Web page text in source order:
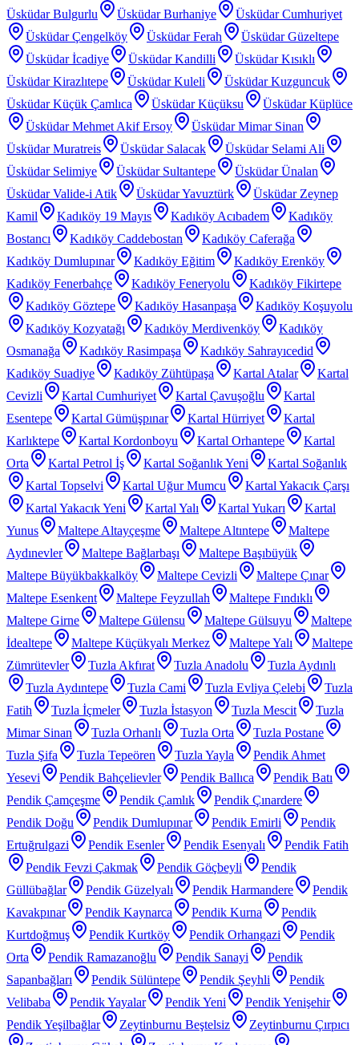
Üsküdar Bulgurlu Üsküdar Burhaniye
Üsküdar Cumhuriyet
Üsküdar Çengelköy
Üsküdar Ferah
Üsküdar Güzeltepe
Üsküdar İcadiye
Üsküdar Kandilli
Üsküdar Kısıklı
Üsküdar Kirazlıtepe
Üsküdar Kuleli
Üsküdar Kuzguncuk
Üsküdar Küçük Çamlıca
Üsküdar Küçüksu
Üsküdar Küplüce
Üsküdar Mehmet Akif Ersoy
Üsküdar Mimar Sinan
Üsküdar Muratreis
Üsküdar Salacak
Üsküdar Selami Ali
Üsküdar Selimiye
Üsküdar Sultantepe
Üsküdar Ünalan
Üsküdar Valide-i Atik
Üsküdar Yavuztürk
Üsküdar Zeynep
Kamil
Kadıköy 19 Mayıs Kadıköy Acıbadem
Kadıköy
Bostancı
Kadıköy Caddebostan
Kadıköy Caferağa
Kadıköy Dumlupınar
Kadıköy Eğitim
Kadıköy Erenköy
Kadıköy Fenerbahçe
Kadıköy Feneryolu
Kadıköy Fikirtepe
Kadıköy Göztepe
Kadıköy Hasanpaşa
Kadıköy Koşuyolu
Kadıköy Kozyatağı
Kadıköy Merdivenköy
Kadıköy
Osmanağa
Kadıköy Rasimpaşa
Kadıköy Sahrayıcedid
Kadıköy Suadiye
Kadıköy Zühtüpaşa Kartal Atalar
Kartal
Cevizli
Kartal Cumhuriyet Kartal Çavuşoğlu
Kartal
Esentepe
Kartal Gümüşpınar Kartal Hürriyet
Kartal
Karlıktepe
Kartal Kordonboyu Kartal Orhantepe
Kartal
Orta
Kartal Petrol İş Kartal Soğanlık Yeni
Kartal Soğanlık
Kartal Topselvi
Kartal Uğur Mumcu
Kartal Yakacık Çarşı
Kartal Yakacık Yeni
Kartal Yalı Kartal Yukarı
Kartal
Yunus
Maltepe Altayçeşme Maltepe Altıntepe
Maltepe
Aydınevler
Maltepe Bağlarbaşı
Maltepe Başıbüyük
Maltepe Büyükbakkalköy
Maltepe Cevizli
Maltepe Çınar
Maltepe Esenkent
Maltepe Feyzullah
Maltepe Fındıklı
Maltepe Girne
Maltepe Gülensu Maltepe Gülsuyu
Maltepe
İdealtepe
Maltepe Küçükyalı Merkez Maltepe Yalı
Maltepe
Zümrütevler
Tuzla Akfırat Tuzla Anadolu
Tuzla Aydınlı
Tuzla Aydıntepe
Tuzla Cami Tuzla Evliya Çelebi
Tuzla
Fatih
Tuzla İçmeler Tuzla İstasyon Tuzla Mescit
Tuzla
Mimar Sinan
Tuzla Orhanlı Tuzla Orta
Tuzla Postane
Tuzla Şifa
Tuzla Tepeören Tuzla Yayla
Pendik Ahmet
Yesevi
Pendik Bahçelievler Pendik Ballıca
Pendik Batı
Pendik Çamçeşme
Pendik Çamlık
Pendik Çınardere
Pendik Doğu
Pendik Dumlupınar Pendik Emirli
Pendik
Ertuğrulgazi
Pendik Esenler Pendik Esenyalı
Pendik Fatih
Pendik Fevzi Çakmak
Pendik Göçbeyli
Pendik
Güllübağlar
Pendik Güzelyalı Pendik Harmandere
Pendik
Kavakpınar
Pendik Kaynarca Pendik Kurna
Pendik
Kurtdoğmuş
Pendik Kurtköy Pendik Orhangazi
Pendik
Orta
Pendik Ramazanoğlu Pendik Sanayi
Pendik
Sapanbağları
Pendik Sülüntepe Pendik Şeyhli
Pendik
Velibaba
Pendik Yayalar Pendik Yeni
Pendik Yenişehir
Pendik Yeşilbağlar
Zeytinburnu Beştelsiz
Zeytinburnu Çırpıcı